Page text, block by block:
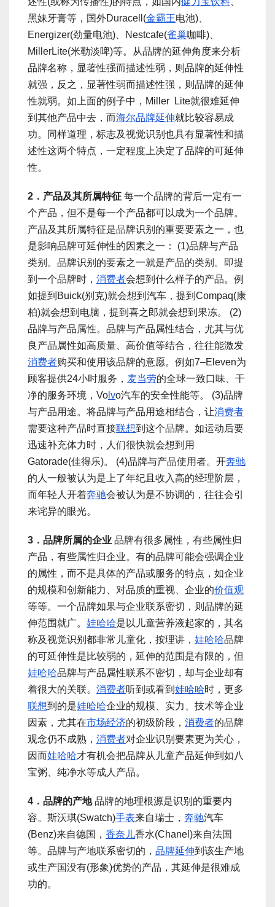
黑妹牙膏等，国外Duracell(金霸王电池)、
Energizer(劲量电池)、Nestcafe(雀巢咖啡)、
MillerLite(米勒淡啤)等。从品牌的延伸角度来分析
品牌名称，显著性强而描述性弱，则品牌的延伸性
就强，反之，显著性弱而描述性强，则品牌的延伸
性就弱。如上面的例子中，Miller Lite就很难延伸
到其他产品中去，而海尔品牌延伸就比较容易成
功。同样道理，标志及视觉识别也具有显著性和描
述性这两个特点，一定程度上决定了品牌的可延伸
性。
2．产品及其所属特征 每一个品牌的背后一定有一
个产品，但不是每一个产品都可以成为一个品牌。
产品及其所属特征是品牌识别的重要要素之一，也
是影响品牌可延伸性的因素之一： (1)品牌与产品
类别。品牌识别的要素之一就是产品的类别。即提
到一个品牌时， 消费者会想到什么样子的产品。例
如提到Buick(别克)就会想到汽车，提到Compaq(康
柏)就会想到电脑，提到喜之郎就会想到果冻。 (2)
品牌与产品属性。品牌与产品属性结合，尤其与优
良产品属性如高质量、高价值等结合，往往能激发
消费者购买和使用该品牌的意愿。例如7–Eleven为
顾客提供24小时服务， 麦当劳的全球一致口味、干
净的服务环境，Vo lvo汽车的安全性能等。 (3)品牌
与产品用途。将品牌与产品用途相结合，让消费者
需要这种产品时直接联想到这个品牌。如运动后要
迅速补充体力时，人们很快就会想到用
Gatorade(佳得乐)。 (4)品牌与产品使用者。开奔驰
的人一般被认为是上了年纪且收入高的经理阶层，
而年轻人开着奔驰会被认为是不协调的，往往会引
来诧异的眼光。
3．品牌所属的企业 品牌有很多属性，有些属性归
产品，有些属性归企业。有的品牌可能会强调企业
的属性，而不是具体的产品或服务的特点，如企业
的规模和创新能力、对品质的重视、企业的价值观
等等。一个品牌如果与企业联系密切，则品牌的延
伸范围就广。 娃哈哈是以儿童营养液起家的，其名
称及视觉识别都非常儿童化，按理讲， 娃哈哈品牌
的可延伸性是比较弱的，延伸的范围是有限的，但
娃哈哈品牌与产品属性联系不密切，却与企业却有
着很大的关联。 消费者听到或看到 娃哈哈时，更多
联想到的是娃哈哈企业的规模、实力、技术等企业
因素，尤其在市场经济的初级阶段， 消费者的品牌
观念仍不成熟， 消费者对企业识别要素更为关心，
因而娃哈哈才有机会把品牌从儿童产品延伸到如八
宝粥、纯净水等成人产品。
4．品牌的产地品牌的地理根源是识别的重要内
容。斯沃琪(Swatch)手表来自瑞士， 奔驰汽车
(Benz)来自德国， 香奈儿香水(Chanel)来自法国
等。品牌与产地联系密切的， 品牌延伸到该生产地
或生产国没有(形象)优势的产品，其延伸是很难成
功的。